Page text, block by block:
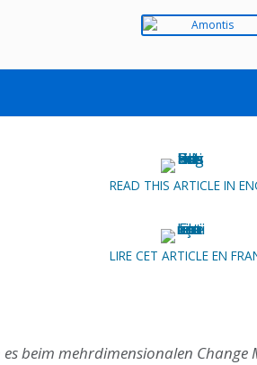
®UND DIE 6
READ THIS ARTICLE IN
LIRE CET ARTICLE EN
beim mehrdimensionalen